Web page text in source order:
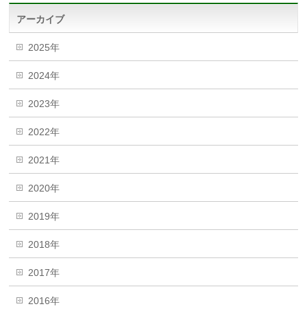
アーカイブ
2025年
2024年
2023年
2022年
2021年
2020年
2019年
2018年
2017年
2016年